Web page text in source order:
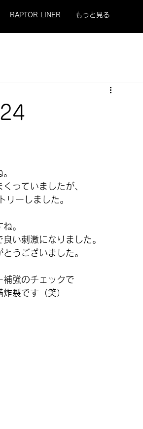
RAPTOR LINER もっと見る
っていましたが、
ーしました。
。
い刺激になりました。
うございました。
補強のチェックで
裂です（笑）